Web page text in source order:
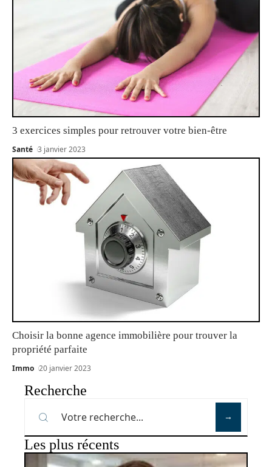
3 exercices simples pour retrouver votre bien-être
Santé 3 janvier 2023
Choisir la bonne agence immobilière pour trouver la
propriété parfaite
Immo 20 janvier 2023
Recherche
Les plus récents